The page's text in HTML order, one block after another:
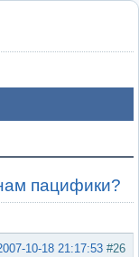
пацифики?
#26
10-18 21:17:53